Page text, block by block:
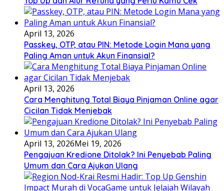
April 13, 2026
Passkey, OTP, atau PIN: Metode Login Mana yang
Paling Aman untuk Akun Finansial?
April 13, 2026
Cara Menghitung Total Biaya Pinjaman Online agar
Cicilan Tidak Menjebak
April 13, 2026Mei 19, 2026
Pengajuan Kredione Ditolak? Ini Penyebab Paling
Umum dan Cara Ajukan Ulang